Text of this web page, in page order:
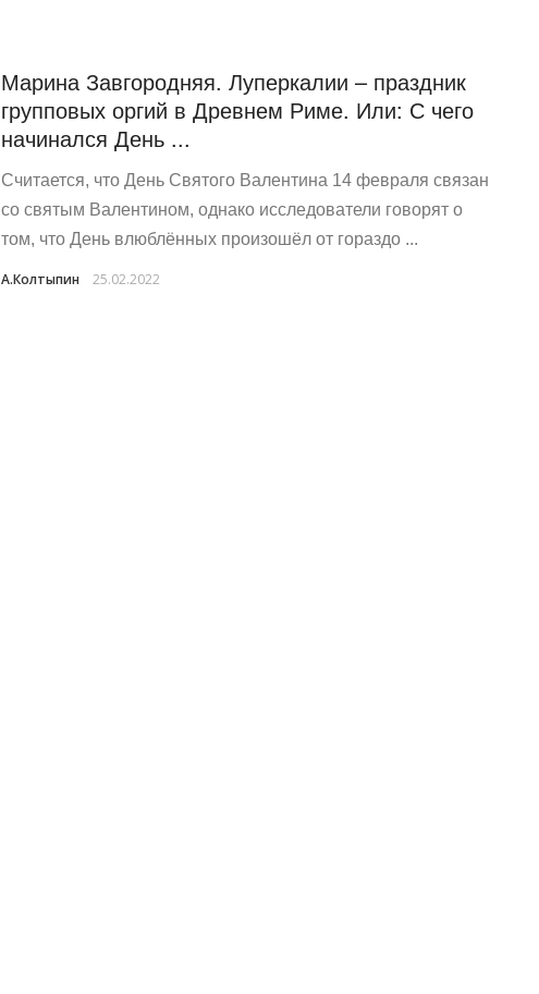
Марина Завгородняя. Луперкалии – праздник
групповых оргий в Древнем Риме. Или: С чего
начинался День ...
Считается, что День Святого Валентина 14 февраля связан
со святым Валентином, однако исследователи говорят о
том, что День влюблённых произошёл от гораздо ...
А.Колтыпин 25.02.2022